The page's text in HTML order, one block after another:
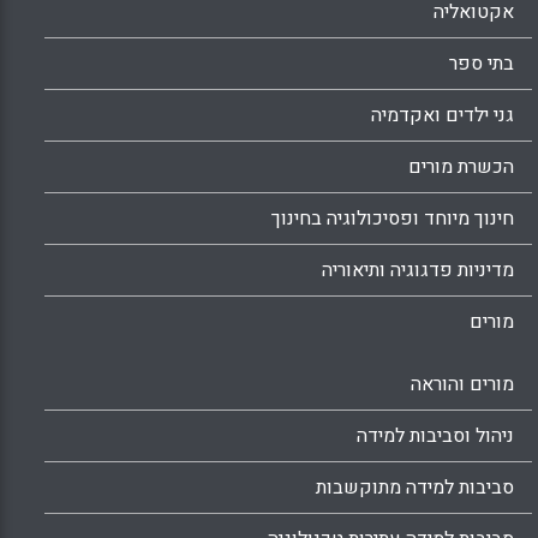
אקטואליה
בתי ספר
גני ילדים ואקדמיה
הכשרת מורים
חינוך מיוחד ופסיכולוגיה בחינוך
מדיניות פדגוגיה ותיאוריה
מורים
מורים והוראה
ניהול וסביבות למידה
סביבות למידה מתוקשבות